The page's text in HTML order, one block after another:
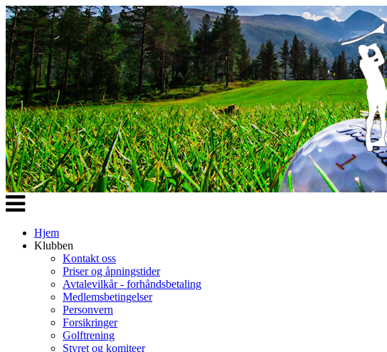
Veksle
navigasjon
Hjem
Klubben
Kontakt oss
Priser og åpningstider
Avtalevilkår - forhåndsbetaling
Medlemsbetingelser
Personvern
Forsikringer
Golftrening
Styret og komiteer